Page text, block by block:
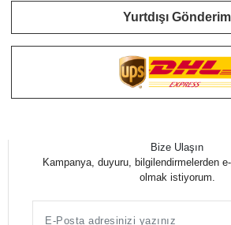
Yurtdışı Gönderim
Bize Ulaşın
Kampanya, duyuru, bilgilendirmelerden
olmak istiyorum.